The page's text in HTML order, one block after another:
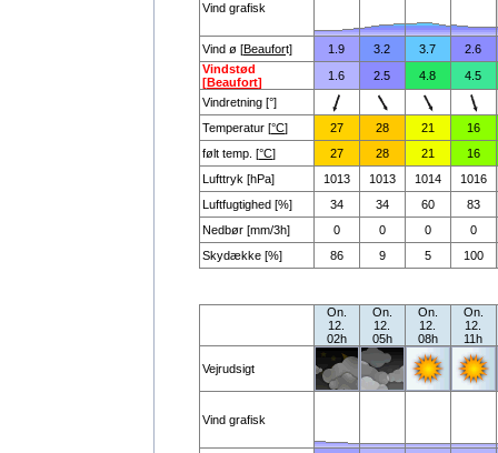
Vind grafisk
Vind ø [Beaufort] 1.9 3.2 3.7
2.6
Vindstød
[Beaufort] 1.6 2.5 4.8
4.5
Vindretning [°]
Temperatur [°C] 27 28 21
16
følt temp. [°C] 27 28 21
16
Lufttryk [hPa]
1013 1013 1014
1016
Luftfugtighed [%]
34 34 60
83
Nedbør [mm/3h]
0 0 0
0
Skydække [%]
86 9 5 100
On.
12.
02h
On.
12.
05h
On.
12.
08h
On.
12.
11h
Vejrudsigt
Vind grafisk